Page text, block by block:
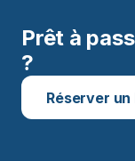
Prêt à
?
Réserver un